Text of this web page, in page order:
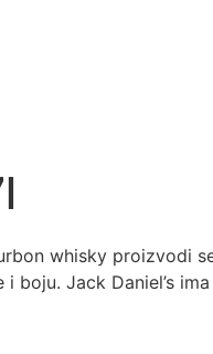
whisky
Jack Daniel’s